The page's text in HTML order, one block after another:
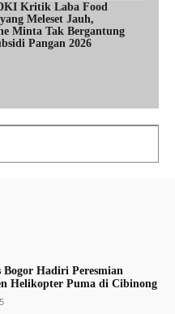
Kritik Laba Food
Meleset Jauh,
Minta Tak Bergantung
Pangan 2026
Bogor Hadiri Peresmian
Helikopter Puma di Cibinong